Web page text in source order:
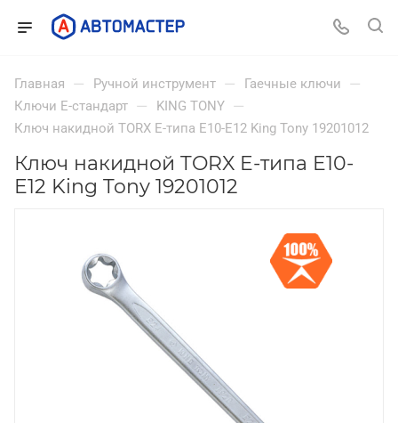
Главная — Ручной инструмент — Гаечные ключи —
Ключи Е-стандарт — KING TONY —
Ключ накидной TORX E-типа E10-E12 King Tony 19201012
Ключ накидной TORX E-типа E10-
E12 King Tony 19201012